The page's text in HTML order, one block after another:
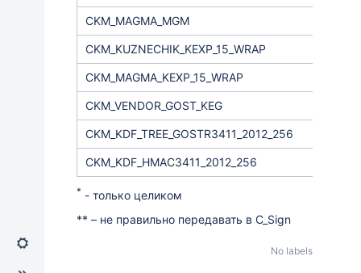
CKM_MAGMA_MGM
CKM_KUZNECHIK_KEXP_15_WRAP
CKM_MAGMA_KEXP_15_WRAP
CKM_VENDOR_GOST_KEG
CKM_KDF TREE GOSTR3411_2012_256
CKM_KDF_HMAC3411_2012_256
* - только целиком
** – не правильно передавать в С_Sign
No labels